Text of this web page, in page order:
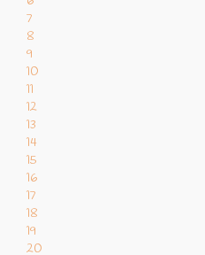
7
8
9
10
11
12
13
14
15
16
17
18
19
20